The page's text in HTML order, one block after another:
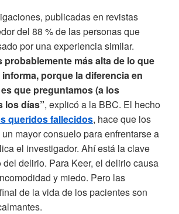
publicadas en revistas
del 88 % de las personas que
por una experiencia similar.
probablemente más alta de lo que
porque la diferencia en
que preguntamos (a los
los días”, explicó a la BBC. El hecho
queridos fallecidos, hace que los
mayor consuelo para enfrentarse a
el investigador. Ahí está la clave
delirio. Para Keer, el delirio causa
y miedo. Pero las
de la vida de los pacientes son